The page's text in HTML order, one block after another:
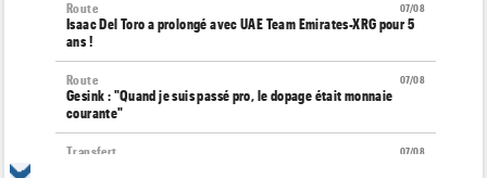
07/08
Route
Isaac Del Toro a prolongé avec UAE Team Emirates-XRG pour 5
ans !
07/08
Route
Gesink : "Quand je suis passé pro, le dopage était monnaie
courante"
07/08
Transfert